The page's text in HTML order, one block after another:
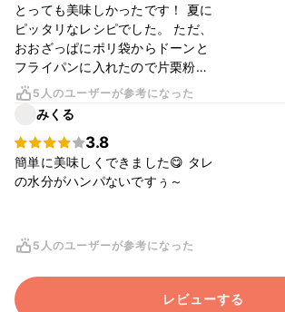
とっても美味しかったです！ 夏に
ピッタリなレシピでした。 ただ、
おおざっぱにポリ袋からドーンと
フライパンに入れたので片栗粉の
塊ができてしまいました。 袋から
は一切れずつフライパンに入れる
事推奨します（笑）
5人のユーザーが参考になった
みくる
3.8
簡単に美味しくできました😋 タレ
の水分がハンパないですぅ～
5人のユーザーが参考になった
レビューする